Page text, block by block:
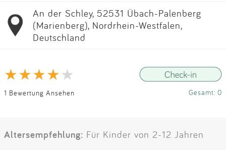
An der Schley, 52531 Übach-Palenberg
(Marienberg), Nordrhein-Westfalen,
Deutschland
1 Bewertung Ansehen Gesamt: 0
Altersempfehlung: Für Kinder von 2-12 Jahren